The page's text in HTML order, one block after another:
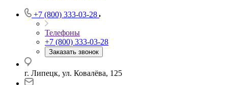
+7 (800) 333-03-28
Телефоны
+7 (800) 333-03-28
Заказать звонок
г. Липецк, ул. Ковалёва, 125